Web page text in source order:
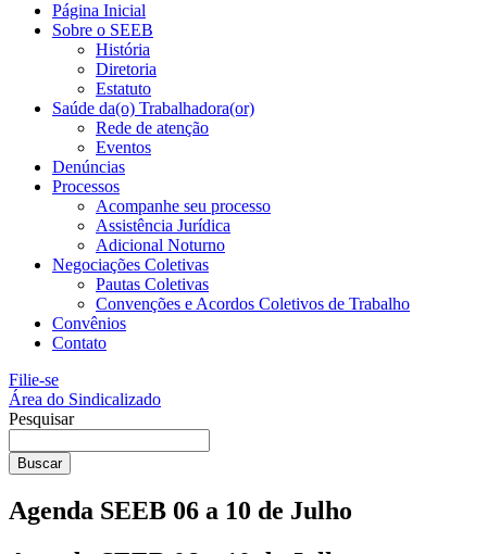
Página Inicial
Sobre o SEEB
História
Diretoria
Estatuto
Saúde da(o) Trabalhadora(or)
Rede de atenção
Eventos
Denúncias
Processos
Acompanhe seu processo
Assistência Jurídica
Adicional Noturno
Negociações Coletivas
Pautas Coletivas
Convenções e Acordos Coletivos de Trabalho
Convênios
Contato
Filie-se
Área do Sindicalizado
Pesquisar
Buscar
Agenda SEEB 06 a 10 de Julho